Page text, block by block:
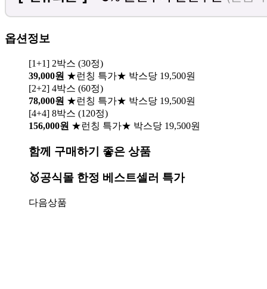
옵션정보
[1+1] 2박스 (30정)
39,000원 ★런칭 특가★ 박스당 19,500원
[2+2] 4박스 (60정)
78,000원 ★런칭 특가★ 박스당 19,500원
[4+4] 8박스 (120정)
156,000원 ★런칭 특가★ 박스당 19,500원
함께 구매하기 좋은 상품
🥇공식몰 한정 베스트셀러 특가
다음상품